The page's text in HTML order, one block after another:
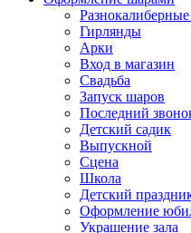
Гирлянды
Арки
Вход в магазин
Свадьба
Запуск шаров
Последний
Детский садик
Выпускной
Сцена
Школа
Детский
Оформление
Украшение зала